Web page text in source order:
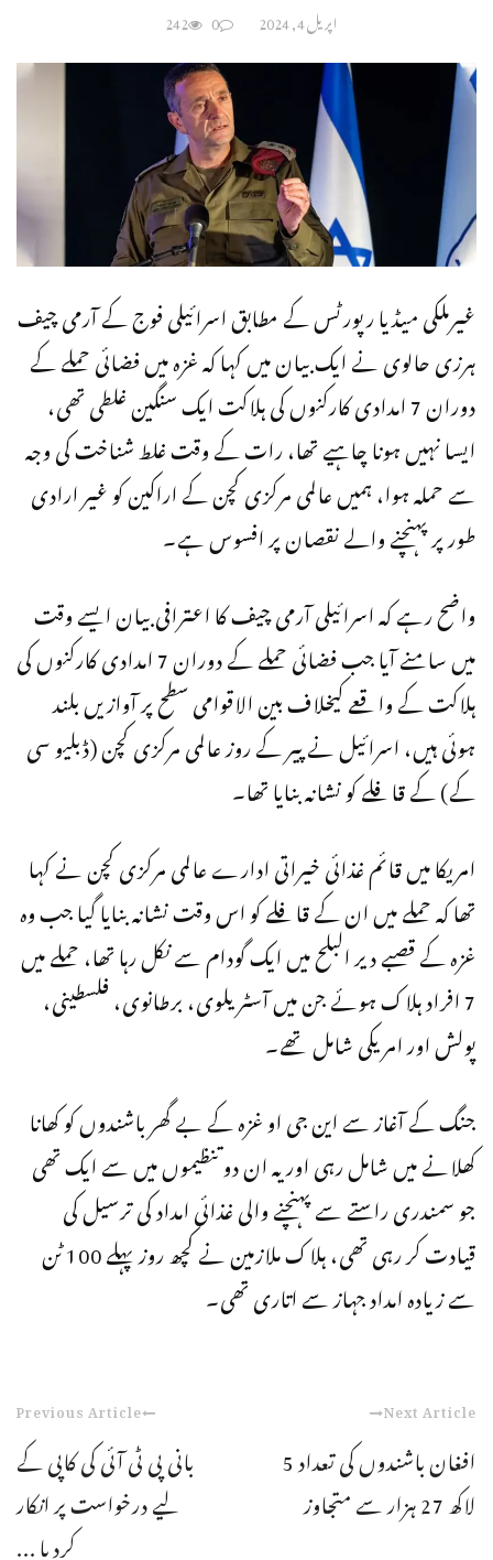
اپریل 4, 2024 0
242
غیرملکی میڈیا رپورٹس کے مطابق اسرائیلی فوج کے آرمی چیف
ہرزی حالوی نے ایک بیان میں کہا کہ غزہ میں فضائی حملے کے
دوران 7 امدادی کارکنوں کی ہلاکت ایک سنگین غلطی تھی،
ایسا نہیں ہونا چاہیے تھا، رات کے وقت غلط شناخت کی وجہ
سے حملہ ہوا، ہمیں عالمی مرکزی کچن کے اراکین کو غیر ارادی
طور پر پہنچنے والے نقصان پر افسوس ہے۔
واضح رہے کہ اسرائیلی آرمی چیف کا اعترافی بیان ایسے وقت
میں سامنے آیا جب فضائی حملے کے دوران 7 امدادی کارکنوں کی
ہلاکت کے واقعے کیخلاف بین الاقوامی سطح پر آوازیں بلند
ہوئی ہیں، اسرائیل نے پیر کے روز عالمی مرکزی کچن (ڈبلیو سی
کے) کے قافلے کو نشانہ بنایا تھا۔
امریکا میں قائم غذائی خیراتی ادارے عالمی مرکزی کچن نے کہا
تھا کہ حملے میں ان کے قافلے کو اس وقت نشانہ بنایا گیا جب وہ
غزہ کے قصبے دیر البلح میں ایک گودام سے نکل رہا تھا، حملے میں
7 افراد ہلاک ہوئے جن میں آسٹریلوی، برطانوی، فلسطینی،
پولش اور امریکی شامل تھے۔
جنگ کے آغاز سے این جی او غزہ کے بے گھر باشندوں کو کھانا
کھلانے میں شامل رہی اور یہ ان دو تنظیموں میں سے ایک تھی
جو سمندری راستے سے پہنچنے والی غذائی امداد کی ترسیل کی
قیادت کر رہی تھی، ہلاک ملازمین نے کچھ روز پہلے 100 ٹن
سے زیادہ امداد جہاز سے اتاری تھی۔
Previous Article
بانی پی ٹی آئی کی کاپی کے
لیے درخواست پر انکار
کردیا ...
Next Article
افغان باشندوں کی تعداد 5
لاکھ 27 ہزار سے متجاوز